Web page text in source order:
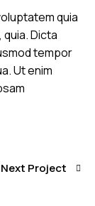
quia
Dicta
tempor
Ut enim
Next Project